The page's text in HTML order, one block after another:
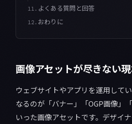
11. よくある質問と回答
12. おわりに
画像アセットが尽きない
ウェブサイトやアプリを運用して
なるのが「バナー」「OGP画像」
いった画像アセットです。デザイ